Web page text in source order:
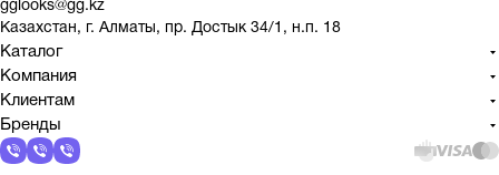
gglooks@gg.kz
Казахстан, г. Алматы, пр. Достык 34/1, н.п. 18
Каталог
Компания
Клиентам
Бренды